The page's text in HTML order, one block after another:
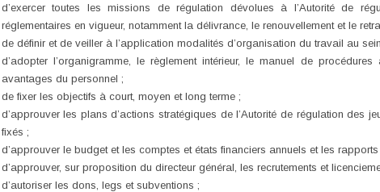
d’exercer toutes les missions de régulation dévolues à l’Autorité de
réglementaires en vigueur, notamment la délivrance, le renouvellement et le
de définir et de veiller à l’application modalités d’organisation du travail au
d’adopter l’organigramme, le règlement intérieur, le manuel de
avantages du personnel ;
de fixer les objectifs à court, moyen et long terme ;
d’approuver les plans d’actions stratégiques de l’Autorité de régulation
fixés ;
d’approuver le budget et les comptes et états financiers annuels et les rapports
d’approuver, sur proposition du directeur général, les recrutements et
d’autoriser les dons, legs et subventions ;